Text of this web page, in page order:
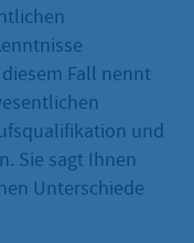
Fall nennt
und
Sie sagt Ihnen
Unterschiede